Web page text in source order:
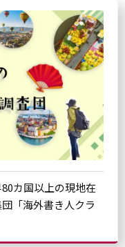
カ国以上の現地在
「海外書き人クラ